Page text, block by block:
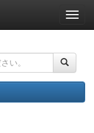
ナ
ビ
ー
ョ
ン